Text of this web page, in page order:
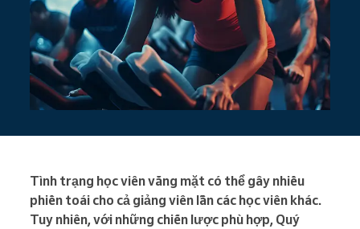
Tình trạng học viên vắng mặt có thể gây nhiều
phiền toái cho cả giảng viên lẫn các học viên khác.
Tuy nhiên, với những chiến lược phù hợp, Quý